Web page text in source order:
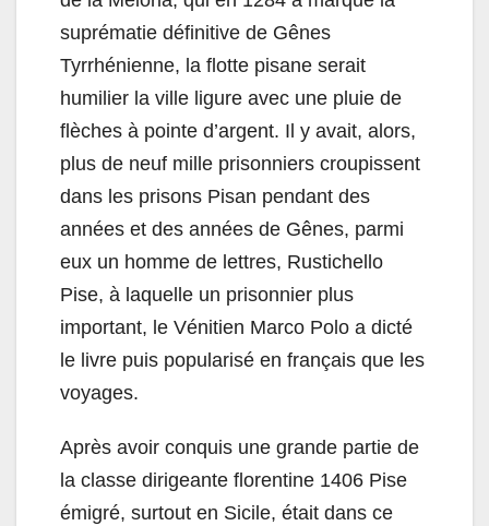
suprématie définitive de Gênes
Tyrrhénienne, la flotte pisane serait
humilier la ville ligure avec une pluie de
flèches à pointe d’argent. Il y avait, alors,
plus de neuf mille prisonniers croupissent
dans les prisons Pisan pendant des
années et des années de Gênes, parmi
eux un homme de lettres, Rustichello
Pise, à laquelle un prisonnier plus
important, le Vénitien Marco Polo a dicté
le livre puis popularisé en français que les
voyages.
Après avoir conquis une grande partie de
la classe dirigeante florentine 1406 Pise
émigré, surtout en Sicile, était dans ce